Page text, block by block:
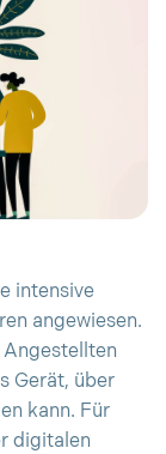
intensive
angewiesen.
Gerät, über
kann. Für
digitalen